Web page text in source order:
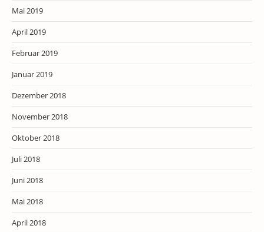
Mai 2019
April 2019
Februar 2019
Januar 2019
Dezember 2018
November 2018
Oktober 2018
Juli 2018
Juni 2018
Mai 2018
April 2018